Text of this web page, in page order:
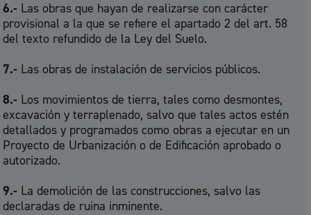
6.- Las obras que hayan de realizarse con carácter
provisional a la que se refiere el apartado 2 del art. 58
del texto refundido de la Ley del Suelo.
7.- Las obras de instalación de servicios públicos.
8.- Los movimientos de tierra, tales como desmontes,
excavación y terraplenado, salvo que tales actos estén
detallados y programados como obras a ejecutar en un
Proyecto de Urbanización o de Edificación aprobado o
autorizado.
9.- La demolición de las construcciones, salvo las
declaradas de ruina inminente.